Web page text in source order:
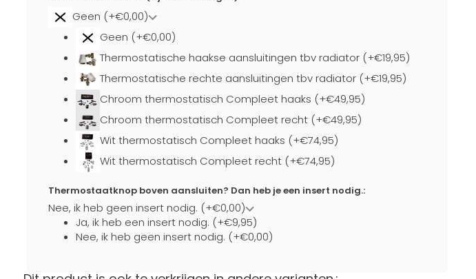
Geen (+€0,00)
Geen (+€0,00)
Thermostatische haakse aansluitingen tbv radiator (+€19,95)
Thermostatische rechte aansluitingen tbv radiator (+€19,95)
Chroom thermostatisch Compleet haaks (+€49,95)
Chroom thermostatisch Compleet recht (+€49,95)
Wit thermostatisch Compleet haaks (+€74,95)
Wit thermostatisch Compleet recht (+€74,95)
Thermostaatknop boven aansluiten? Dan heb je een insert nodig.:
Nee, ik heb geen insert nodig. (+€0,00)
Ja, ik heb een insert nodig. (+€9,95)
Nee, ik heb geen insert nodig. (+€0,00)